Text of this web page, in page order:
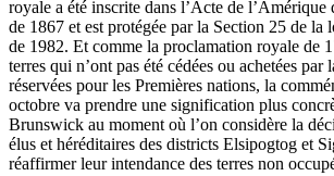
royale a été inscrite dans l’Acte de
de 1867 et est protégée par la Section 25 de la
de 1982. Et comme la proclamation royale de
terres qui n’ont pas été cédées ou achetées par
réservées pour les Premières nations, la
octobre va prendre une signification plus
Brunswick au moment où l’on considère la
élus et héréditaires des districts Elsipogtog et
réaffirmer leur intendance des terres non